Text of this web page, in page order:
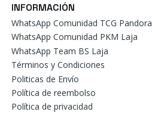
INFORMACIÓN
WhatsApp Comunidad TCG Pandora
WhatsApp Comunidad PKM Laja
WhatsApp Team BS Laja
Términos y Condiciones
Politicas de Envío
Política de reembolso
Política de privacidad